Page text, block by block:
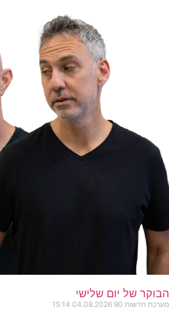
הבוקר של יום שלישי
מערכת חדשות 90 04.08.2026
15:14